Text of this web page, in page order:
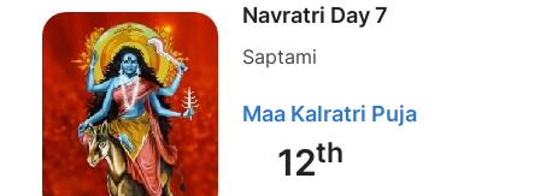
Navratri Day 7
Saptami
Maa Kalratri Puja
12th